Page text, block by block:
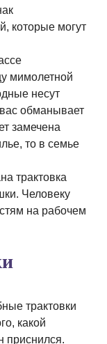
которые могут
мимолетной
несут
обманывает
замечена
то в семье
трактовка
Человеку
на рабочем
трактовки
какой
приснился.